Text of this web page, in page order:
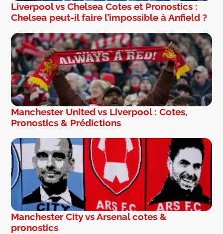
Liverpool vs Chelsea Cotes et Pronostics :
Chelsea peut-il faire l’impossible à Anfield ?
Manchester United vs Liverpool : Cotes,
Pronostics & Prédictions
Manchester City vs Arsenal cotes &
pronostics